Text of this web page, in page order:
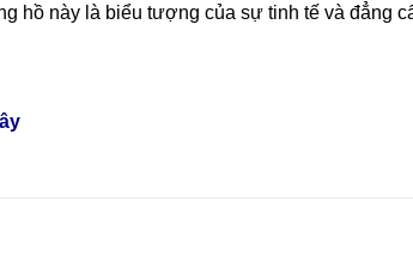
hồ này là biểu tượng của sự tinh tế và đẳng